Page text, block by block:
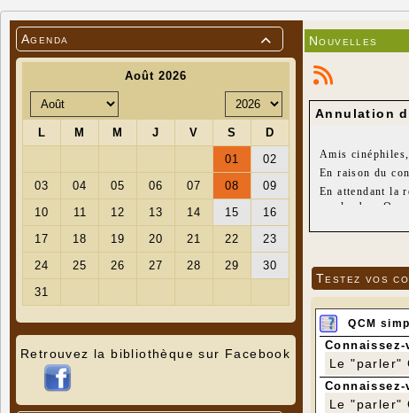

Agenda
Retrouvez la bibliothèque sur Facebook
Nouvelles
Annulation
Amis cinéphiles,
En raison du
En attendant la
sur les box
Testez vos
QCM
Le "parler"
Le "parler"